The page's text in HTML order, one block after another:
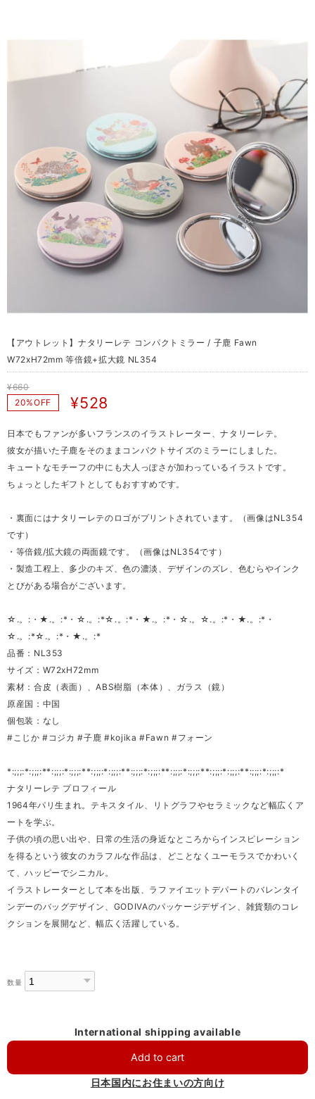
【アウトレット】ナタリーレテ コンパクトミラー / 子鹿 Fawn
W72xH72mm 等倍鏡+拡大鏡 NL354
¥660
20%OFF
¥528
日本でもファンが多いフランスのイラストレーター、ナタリーレテ。
彼女が描いた子鹿をそのままコンパクトサイズのミラーにしました。
キュートなモチーフの中にも大人っぽさが加わっているイラストです。
ちょっとしたギフトとしてもおすすめです。
・裏面にはナタリーレテのロゴがプリントされています。（画像はNL354
です）
・等倍鏡/拡大鏡の両面鏡です。（画像はNL354です）
・製造工程上、多少のキズ、色の濃淡、デザインのズレ、色むらやインク
とびがある場合がございます。
☆.。:・★.。:*・☆.。:*☆.。:*・★.。:*・☆.。☆.。:*・★.。:*・
☆.。:*☆.。:*・★.。:*
品番：NL353
サイズ：W72xH72mm
素材：合皮（表面）、ABS樹脂（本体）、ガラス（鏡）
原産国：中国
個包装：なし
#こじか #コジカ #子鹿 #kojika #Fawn #フォーン
*:;;;:*:;;;:**:;;;:*:;;;:**:;;;:*:;;;:**:;;;:*:;;;:**:;;;:*:;;;:**:;;;:*:;;;:**:;;;:*:;;;:*
ナタリーレテ プロフィール
1964年パリ生まれ。テキスタイル、リトグラフやセラミックなど幅広くア
ートを学ぶ。
子供の頃の思い出や、日常の生活の身近なところからインスピレーション
を得るという彼女のカラフルな作品は、どことなくユーモラスでかわいく
て、ハッピーでシニカル。
イラストレーターとして本を出版、ラファイエットデパートのバレンタイ
ンデーのバッグデザイン、GODIVAのパッケージデザイン、雑貨類のコレ
クションを展開など、幅広く活躍している。
数量
International shipping available
Add to cart
日本国内にお住まいの方向け